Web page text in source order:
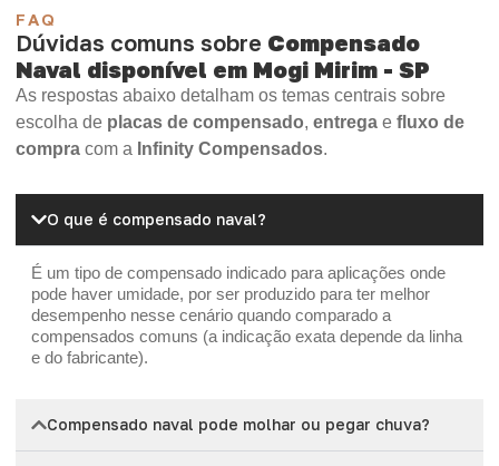
FAQ
Dúvidas comuns sobre Compensado
Naval disponível em Mogi Mirim - SP
As respostas abaixo detalham os temas centrais sobre
escolha de placas de compensado, entrega e fluxo de
compra com a Infinity Compensados.
O que é compensado naval?
É um tipo de compensado indicado para aplicações onde
pode haver umidade, por ser produzido para ter melhor
desempenho nesse cenário quando comparado a
compensados comuns (a indicação exata depende da linha
e do fabricante).
Compensado naval pode molhar ou pegar chuva?